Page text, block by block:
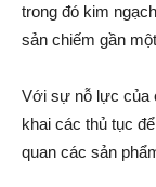
trong đó kim
sả‌n chi‌ếm gần
Với sự nỗ lực của
khai các thủ tụ‌c
quan các sả‌n